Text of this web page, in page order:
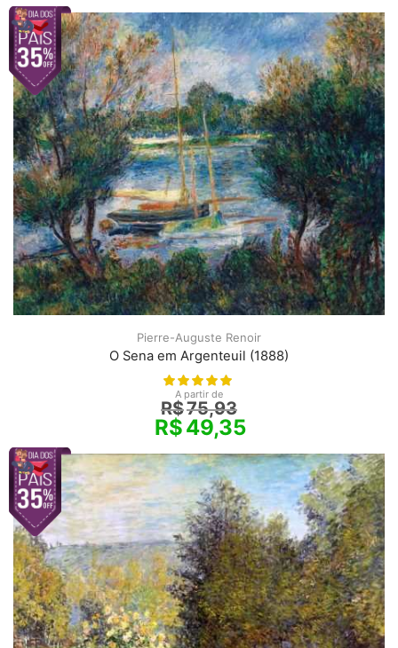
Pierre-Auguste Renoir
O Sena em Argenteuil (1888)
A partir de
R$75,93
R$49,35